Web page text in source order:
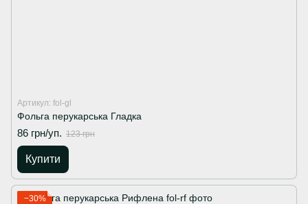
Артикул: fol-gl
Фольга перукарська Гладка
86 грн/уп. 123 грн
Купити
−30%